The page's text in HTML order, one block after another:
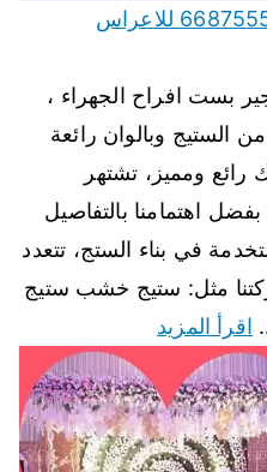
تأجير بست افراح الجهراء 66875552 للاعراس
بست افراح الجهراء ،
الستيج وبالوان رائعة
ومميز، تشتهر
اهتمامنا بالتفاصيل
في بناء الستج، تتعدد
مثل: ستيج خشب ستيج
اقرأ المزيد